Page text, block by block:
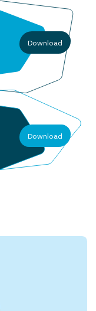
Download
Download